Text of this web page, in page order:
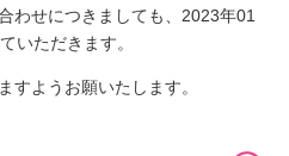
わせにつきましても、2023年01
いただきます。
すようお願いたします。